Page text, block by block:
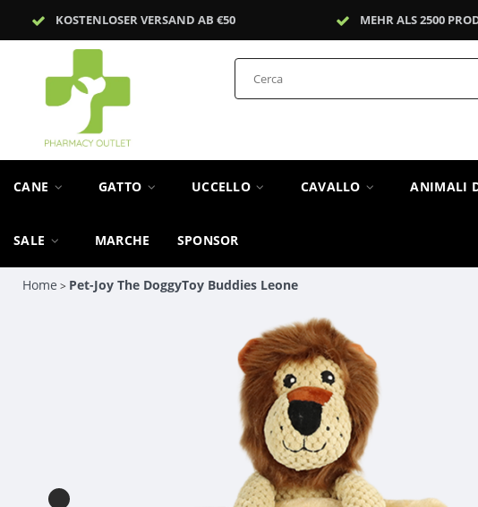
KOSTENLOSER VERSAND AB €50 MEHR ALS 2500
CANE GATTO UCCELLO CAVALLO ANIMALI
SALE MARCHE SPONSOR
Home > Pet-Joy The DoggyToy Buddies Leone